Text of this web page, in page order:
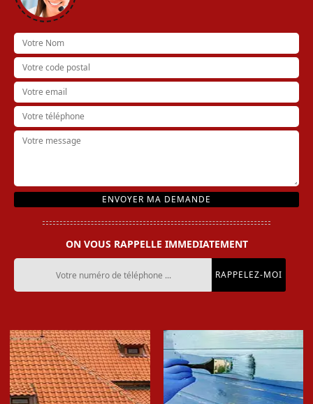
ON VOUS RAPPELLE IMMEDIATEMENT